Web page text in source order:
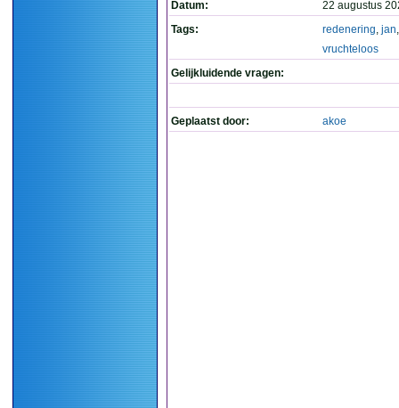
Datum:
22 augustus
Tags:
redenering, jan
vruchteloos
Gelijkluidende vragen:
Geplaatst door: akoe